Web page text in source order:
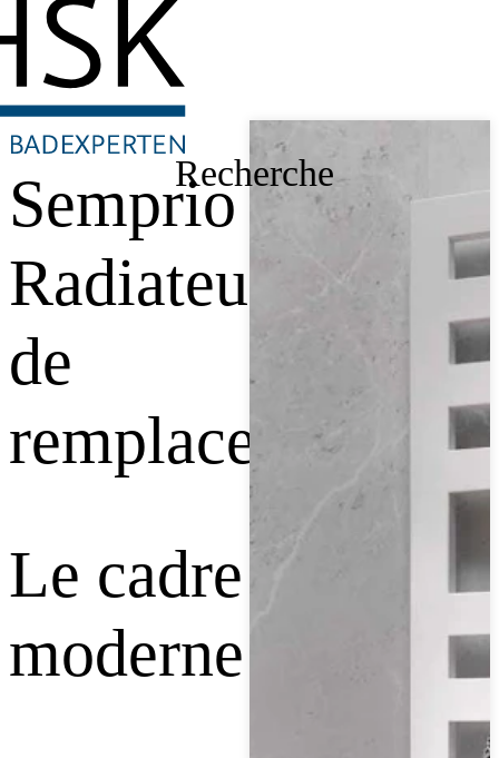
Recherche
Semprio
Radiateur
de
remplacement
Le cadre
moderne